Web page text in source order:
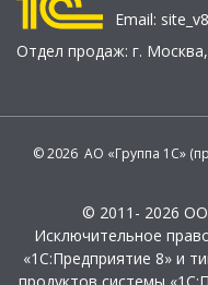
Email:
Отдел продаж: г. Москва,
© 2026 АО «Группа 1С»
© 2011- 2026
Исключительное
«1С:Предприятие 8» и